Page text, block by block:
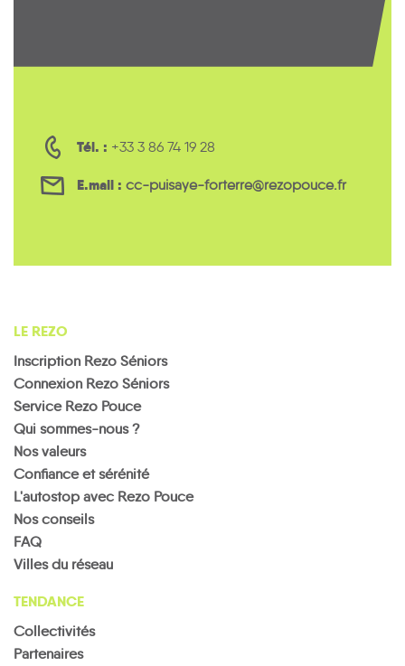
Tél. : +33 3 86 74 19 28
E.mail : cc-puisaye-forterre@rezopouce.fr
LE REZO
Inscription Rezo Séniors
Connexion Rezo Séniors
Service Rezo Pouce
Qui sommes-nous ?
Nos valeurs
Confiance et sérénité
L'autostop avec Rezo Pouce
Nos conseils
FAQ
Villes du réseau
TENDANCE
Collectivités
Partenaires